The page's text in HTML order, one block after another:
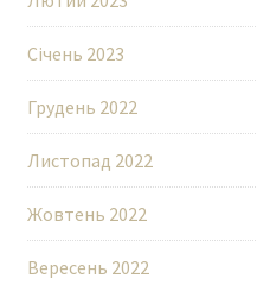
Січень 2023
Грудень 2022
Листопад 2022
Жовтень 2022
Вересень 2022